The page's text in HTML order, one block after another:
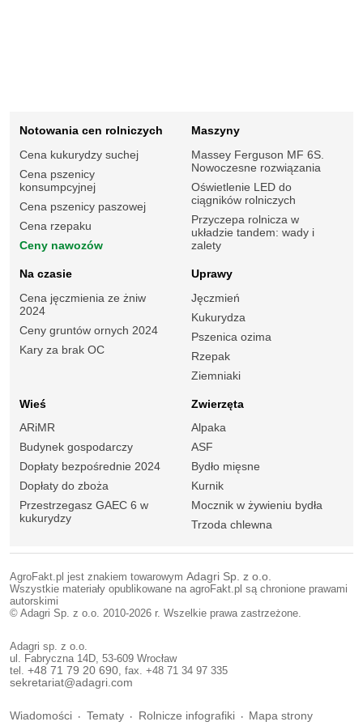
Notowania cen rolniczych
Cena kukurydzy suchej
Cena pszenicy
konsumpcyjnej
Cena pszenicy paszowej
Cena rzepaku
Ceny nawozów
Maszyny
Massey Ferguson MF 6S.
Nowoczesne rozwiązania
Oświetlenie LED do
ciągników rolniczych
Przyczepa rolnicza w
układzie tandem: wady i
zalety
Na czasie
Cena jęczmienia ze żniw
2024
Ceny gruntów ornych 2024
Kary za brak OC
Uprawy
Jęczmień
Kukurydza
Pszenica ozima
Rzepak
Ziemniaki
Wieś
ARiMR
Budynek gospodarczy
Dopłaty bezpośrednie 2024
Dopłaty do zboża
Przestrzegasz GAEC 6 w
kukurydzy
Zwierzęta
Alpaka
ASF
Bydło mięsne
Kurnik
Mocznik w żywieniu bydła
Trzoda chlewna
AgroFakt.pl jest znakiem towarowym Adagri Sp. z o.o.
Wszystkie materiały opublikowane na agroFakt.pl są chronione prawami
autorskimi
© Adagri Sp. z o.o. 2010-2026 r. Wszelkie prawa zastrzeżone.
Adagri sp. z o.o.
ul. Fabryczna 14D, 53-609 Wrocław
tel. +48 71 79 20 690 , fax. +48 71 34 97 335
sekretariat@adagri.com
Wiadomości Tematy Rolnicze infografiki Mapa strony